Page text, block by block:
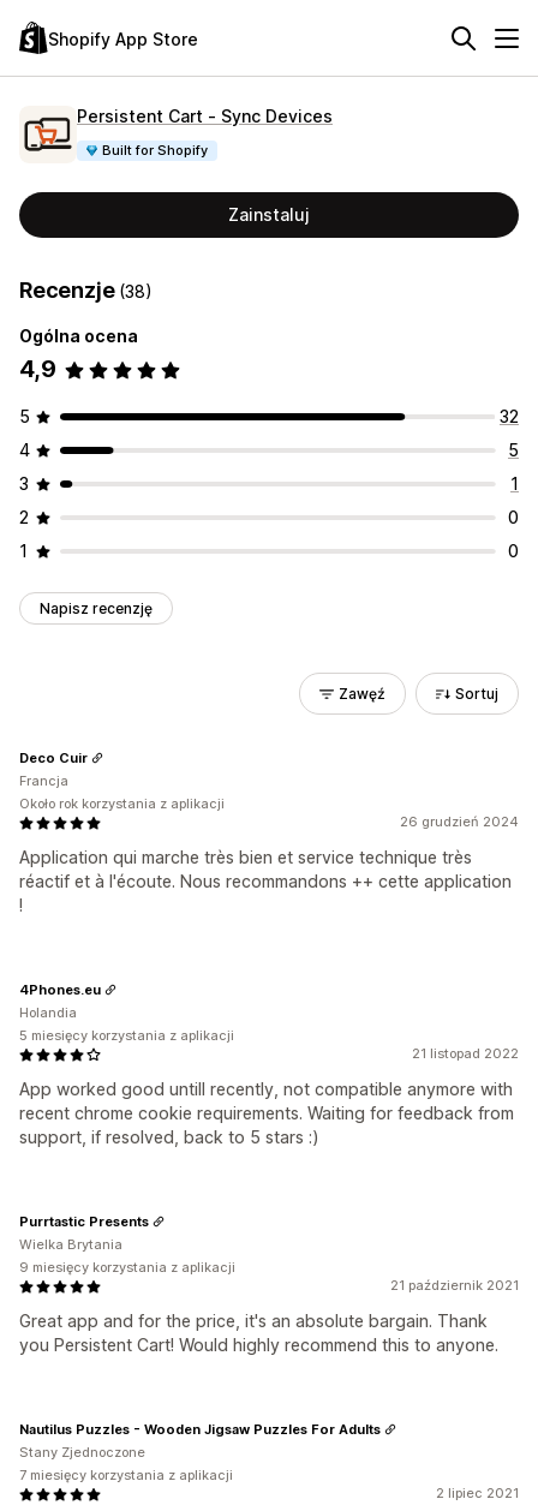
Shopify App Store
Persistent Cart ‑ Sync Devices
Built for Shopify
Zainstaluj
Recenzje (38)
Ogólna ocena
4,9
5
32
4
5
3
1
2
0
1
0
Napisz recenzję
Zawęź Sortuj
26 grudzień 2024
Application qui marche très bien et service technique très
réactif et à l'écoute. Nous recommandons ++ cette application
!
Deco Cuir
Francja
Około rok korzystania z aplikacji
21 listopad 2022
App worked good untill recently, not compatible anymore with
recent chrome cookie requirements. Waiting for feedback from
support, if resolved, back to 5 stars :)
4Phones.eu
Holandia
5 miesięcy korzystania z aplikacji
21 październik 2021
Great app and for the price, it's an absolute bargain. Thank
you Persistent Cart! Would highly recommend this to anyone.
Purrtastic Presents
Wielka Brytania
9 miesięcy korzystania z aplikacji
2 lipiec 2021
Nautilus Puzzles - Wooden Jigsaw Puzzles For Adults
Stany Zjednoczone
7 miesięcy korzystania z aplikacji